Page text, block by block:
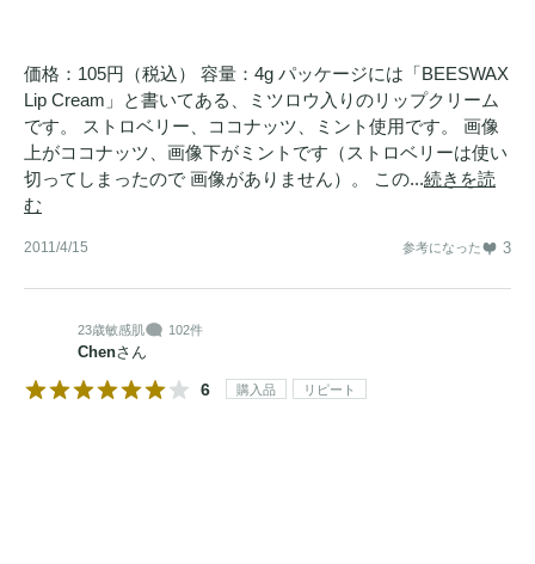
価格：105円（税込） 容量：4g パッケージには「BEESWAX
Lip Cream」と書いてある、ミツロウ入りのリップクリーム
です。 ストロベリー、ココナッツ、ミント使用です。 画像
上がココナッツ、画像下がミントです（ストロベリーは使い
切ってしまったので 画像がありません）。 この...続きを読
む
2011/4/15 参考になった 3
23歳敏感肌 102件
Chenさん
6 購入品 リピート